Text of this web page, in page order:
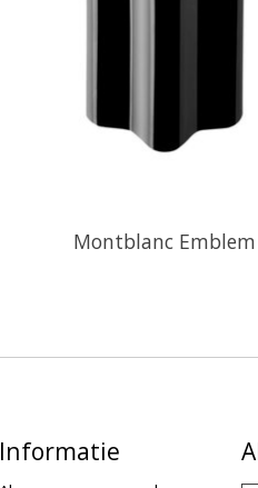
Montblanc Emblem
Informatie